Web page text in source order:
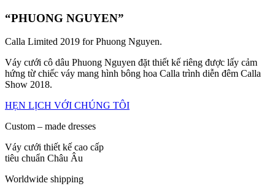
“PHUONG NGUYEN”
Calla Limited 2019 for Phuong Nguyen.
Váy cưới cô dâu Phuong Nguyen đặt thiết kế riêng được lấy cảm
hứng từ chiếc váy mang hình bông hoa Calla trình diễn đêm Calla
Show 2018.
HẸN LỊCH VỚI CHÚNG TÔI
Custom – made dresses
Váy cưới thiết kế cao cấp
tiêu chuẩn Châu Âu
Worldwide shipping